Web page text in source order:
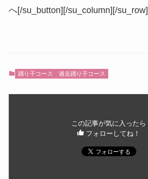
へ[/su_button][/su_column][/su_row]
踊り子コース 過去踊り子コース
この記事が気に入ったら
フォローしてね！